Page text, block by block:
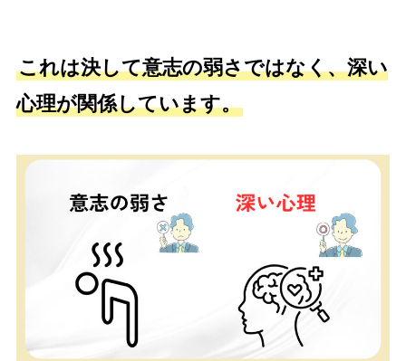
これは決して意志の弱さではなく、深い
心理が関係しています。